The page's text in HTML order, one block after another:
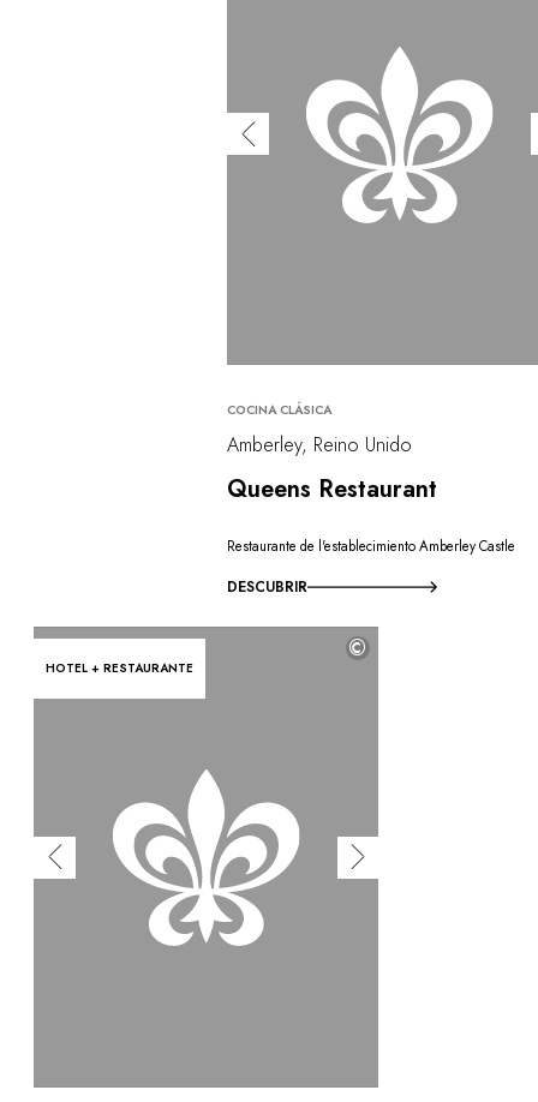
COCINA CLÁSICA
Amberley, Reino Unido
Queens Restaurant
Restaurante de l'establecimiento Amberley Castle
DESCUBRIR
HOTEL + RESTAURANTE
©